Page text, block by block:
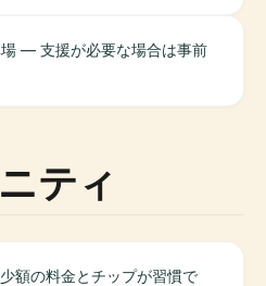
— 支援が必要な場合は事前
ティ
額の料金とチップが習慣で